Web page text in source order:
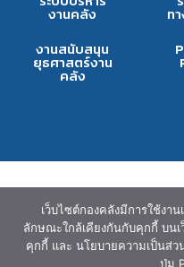
งานคลัง
งานสนับสนุน
ยุธศาสตร์งาน
คลัง
ท
เว็บไซต์กองคลังมีการใช้ง
ลักษณะใกล้เคียงกันกับคุกกี้ บนเ
คุกกี้ และ นโยบายความเป็นส่
ปุ่ม